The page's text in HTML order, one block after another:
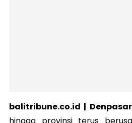
balitribune.co.id | Denpasar